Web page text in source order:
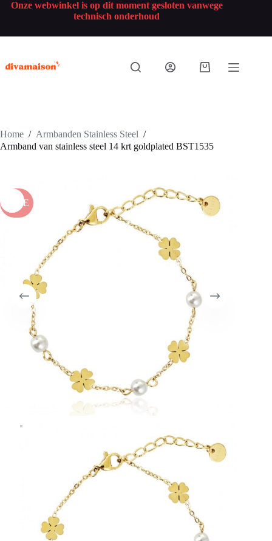
Onze webwinkel is op dit moment gesloten vanwege
technisch onderhoud
Home / Armbanden Stainless Steel /
Armband van stainless steel 14 krt goldplated BST1535
SALE